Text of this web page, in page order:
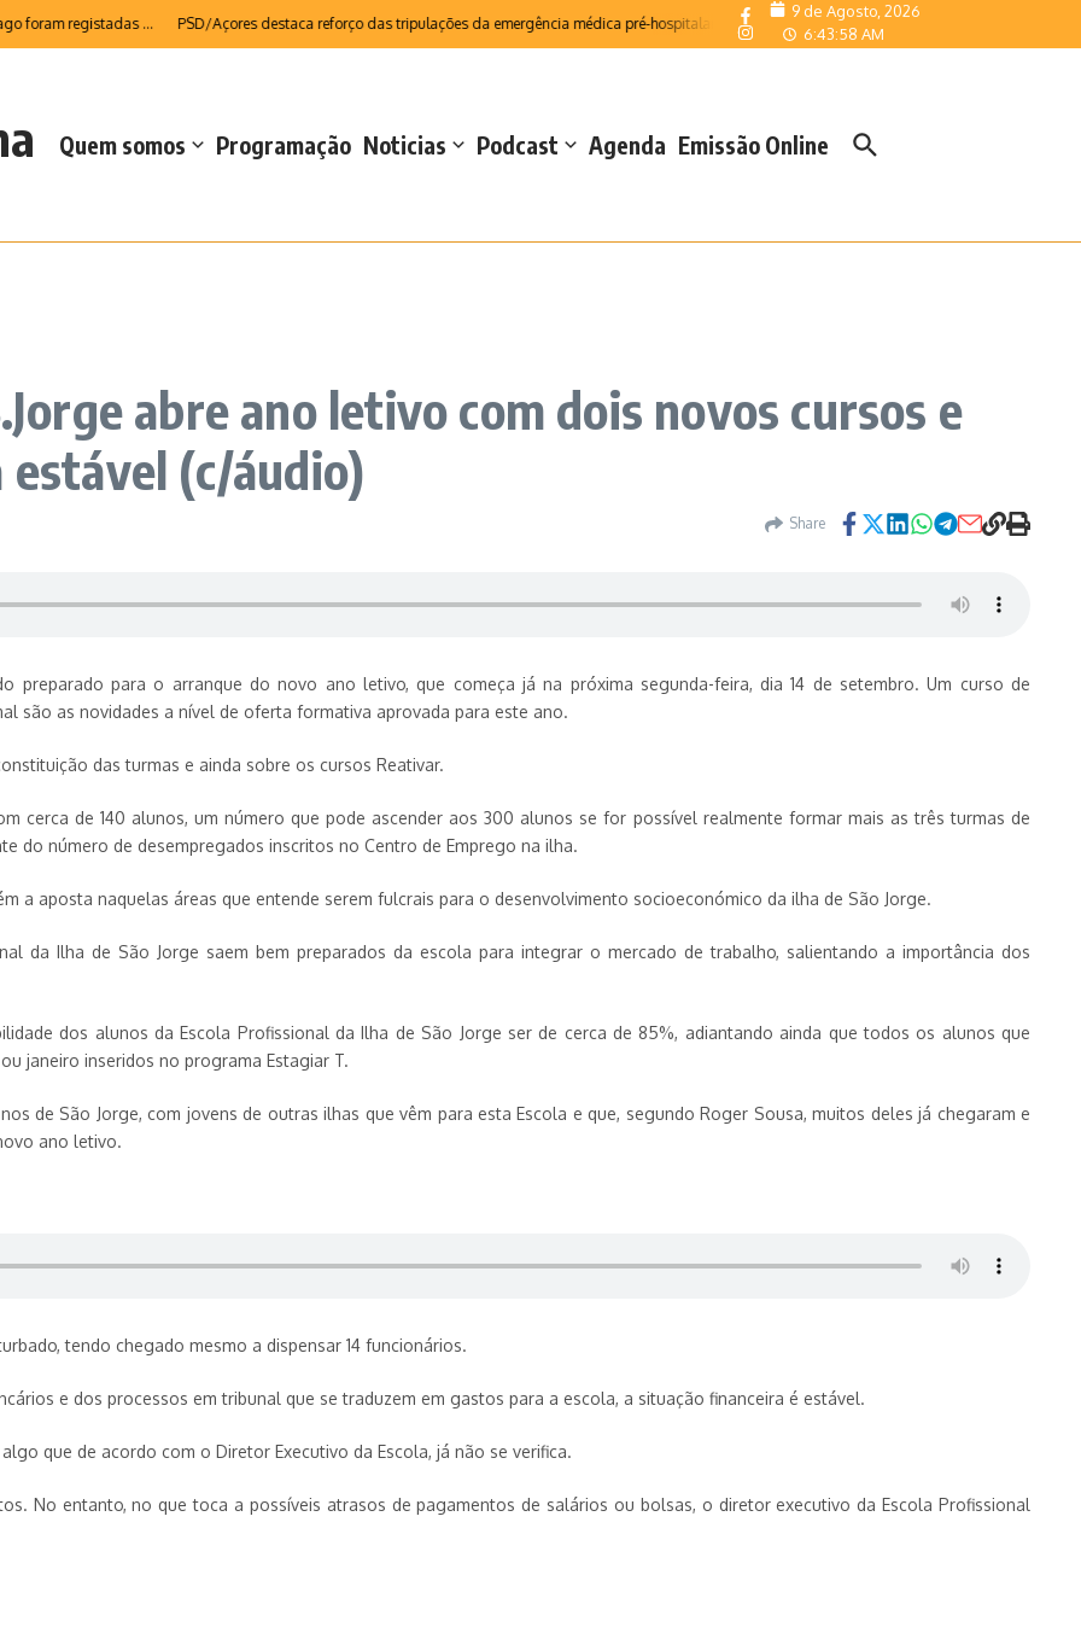
registadas ... PSD/Açores destaca reforço das tripulações da emergência médica pré-hospitalar Telemonitorização reforça resposta das Salas de
9 de Agosto, 2026
6:43:59 AM
Quem somos Programação Noticias Podcast Agenda Emissão Online
abre ano letivo com dois novos cursos e
(c/áudio)
Share
preparado para o arranque do novo ano letivo, que começa já na próxima segunda-feira, dia 14 de setembro. Um curso de
são as novidades a nível de oferta formativa aprovada para este ano.
das turmas e ainda sobre os cursos Reativar.
cerca de 140 alunos, um número que pode ascender aos 300 alunos se for possível realmente formar mais as três turmas de
do número de desempregados inscritos no Centro de Emprego na ilha.
a aposta naquelas áreas que entende serem fulcrais para o desenvolvimento socioeconómico da ilha de São Jorge.
da Ilha de São Jorge saem bem preparados da escola para integrar o mercado de trabalho, salientando a importância dos
dos alunos da Escola Profissional da Ilha de São Jorge ser de cerca de 85%, adiantando ainda que todos os alunos que
janeiro inseridos no programa Estagiar T.
de São Jorge, com jovens de outras ilhas que vêm para esta Escola e que, segundo Roger Sousa, muitos deles já chegaram e
ano letivo.
tendo chegado mesmo a dispensar 14 funcionários.
e dos processos em tribunal que se traduzem em gastos para a escola, a situação financeira é estável.
que de acordo com o Diretor Executivo da Escola, já não se verifica.
No entanto, no que toca a possíveis atrasos de pagamentos de salários ou bolsas, o diretor executivo da Escola Profissional